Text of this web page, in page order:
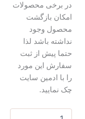
در برخی محصولات
امکان بازگشت
محصول وجود
نداشته باشد لذا
حتما پیش از ثبت
سفارش این مورد
را با ادمین سایت
چک نمایید.